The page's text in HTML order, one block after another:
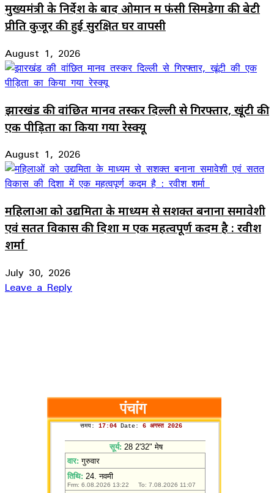
मुख्यमंत्री के निर्देश के बाद ओमान में फंसी सिमडेगा की बेटी
प्रीति कुजूर की हुई सुरक्षित घर वापसी
August 1, 2026
झारखंड की वांछित मानव तस्कर दिल्ली से गिरफ्तार, खूंटी की
एक पीड़िता का किया गया रेस्क्यू
August 1, 2026
महिलाओं को उद्यमिता के माध्यम से सशक्त बनाना समावेशी
एवं सतत विकास की दिशा में एक महत्वपूर्ण कदम है : रवीश
शर्मा
July 30, 2026
Leave a Reply